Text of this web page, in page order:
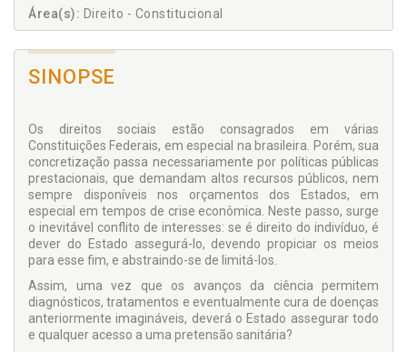
Área(s): Direito - Constitucional
SINOPSE
Os direitos sociais estão consagrados em várias
Constituições Federais, em especial na brasileira. Porém, sua
concretização passa necessariamente por políticas públicas
prestacionais, que demandam altos recursos públicos, nem
sempre disponíveis nos orçamentos dos Estados, em
especial em tempos de crise econômica. Neste passo, surge
o inevitável conflito de interesses: se é direito do indivíduo, é
dever do Estado assegurá-lo, devendo propiciar os meios
para esse fim, e abstraindo-se de limitá-los.
Assim, uma vez que os avanços da ciência permitem
diagnósticos, tratamentos e eventualmente cura de doenças
anteriormente imagináveis, deverá o Estado assegurar todo
e qualquer acesso a uma pretensão sanitária?